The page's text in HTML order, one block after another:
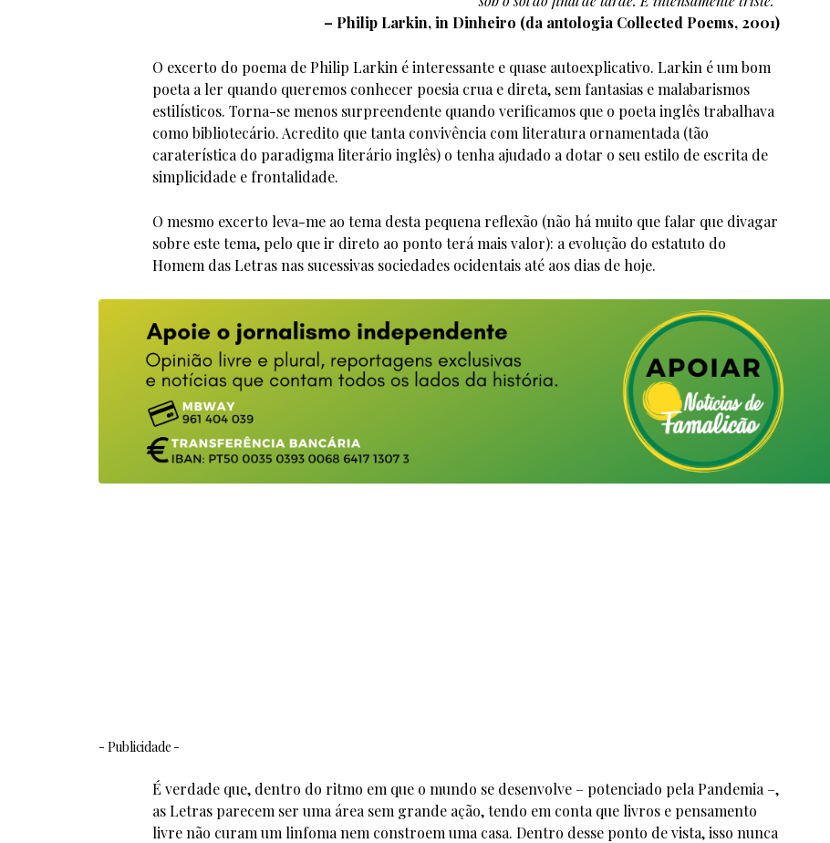
– Philip Larkin, in Dinheiro (da antologia Collected Poems, 2001)
O excerto do poema de Philip Larkin é interessante e quase autoexplicativo. Larkin é um bom
poeta a ler quando queremos conhecer poesia crua e direta, sem fantasias e malabarismos
estilísticos. Torna-se menos surpreendente quando verificamos que o poeta inglês trabalhava
como bibliotecário. Acredito que tanta convivência com literatura ornamentada (tão
caraterística do paradigma literário inglês) o tenha ajudado a dotar o seu estilo de escrita de
simplicidade e frontalidade.
O mesmo excerto leva-me ao tema desta pequena reflexão (não há muito que falar que divagar
sobre este tema, pelo que ir direto ao ponto terá mais valor): a evolução do estatuto do
Homem das Letras nas sucessivas sociedades ocidentais até aos dias de hoje.
- Publicidade -
É verdade que, dentro do ritmo em que o mundo se desenvolve – potenciado pela Pandemia –,
as Letras parecem ser uma área sem grande ação, tendo em conta que livros e pensamento
livre não curam um linfoma nem constroem uma casa. Dentro desse ponto de vista, isso nunca